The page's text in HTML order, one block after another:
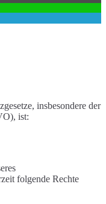
insbesondere der
ist:
folgende Rechte